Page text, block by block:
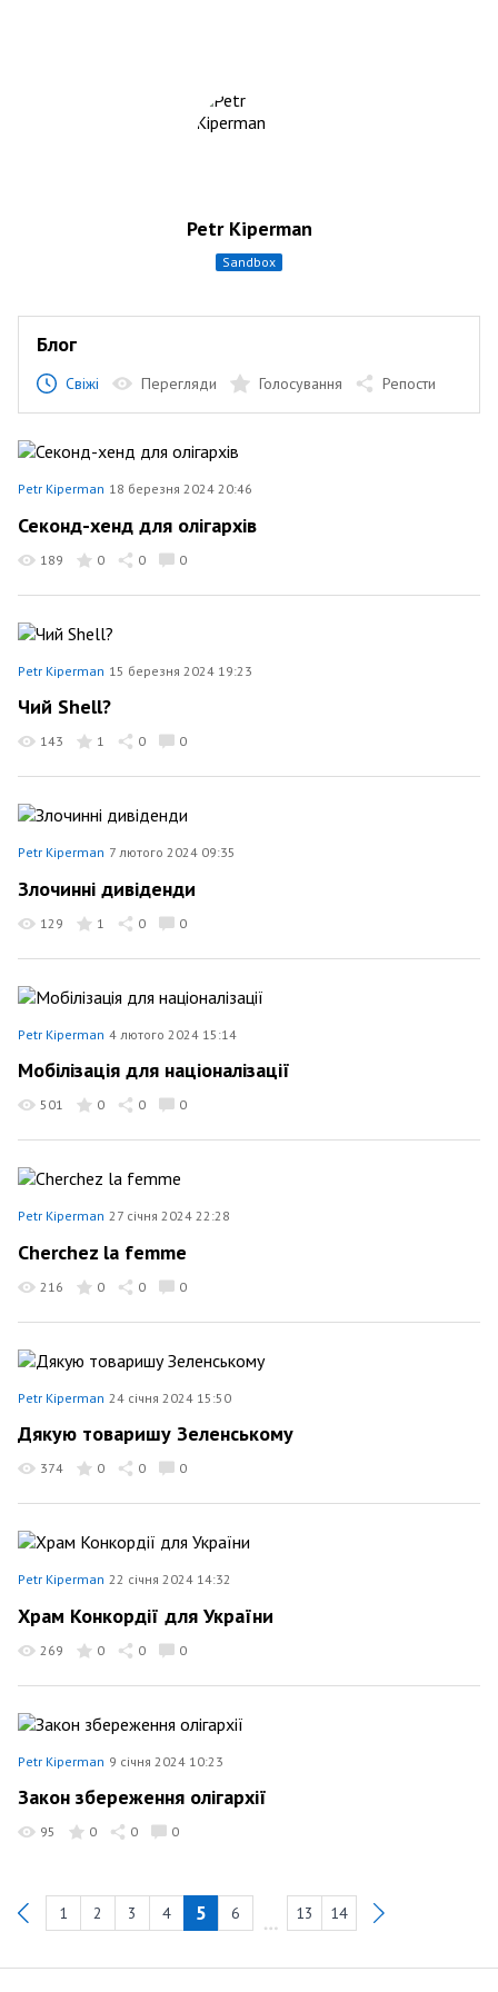
Petr Kiperman
sandbox
Блог
Свіжі Перегляди Голосування Репости
Petr Kiperman 18 березня 2024 20:46
Секонд-хенд для олігархів
189 0 0 0
Petr Kiperman 15 березня 2024 19:23
Чий Shell?
143 1 0 0
Petr Kiperman 7 лютого 2024 09:35
Злочинні дивіденди
129 1 0 0
Petr Kiperman 4 лютого 2024 15:14
Мобілізація для націоналізації
501 0 0 0
Petr Kiperman 27 січня 2024 22:28
Cherchez la femme
216 0 0 0
Petr Kiperman 24 січня 2024 15:50
Дякую товаришу Зеленському
374 0 0 0
Petr Kiperman 22 січня 2024 14:32
Храм Конкордії для України
269 0 0 0
Petr Kiperman 9 січня 2024 10:23
Закон збереження олігархії
95 0 0 0
Previous
1 2 3 4 5 6 13 14